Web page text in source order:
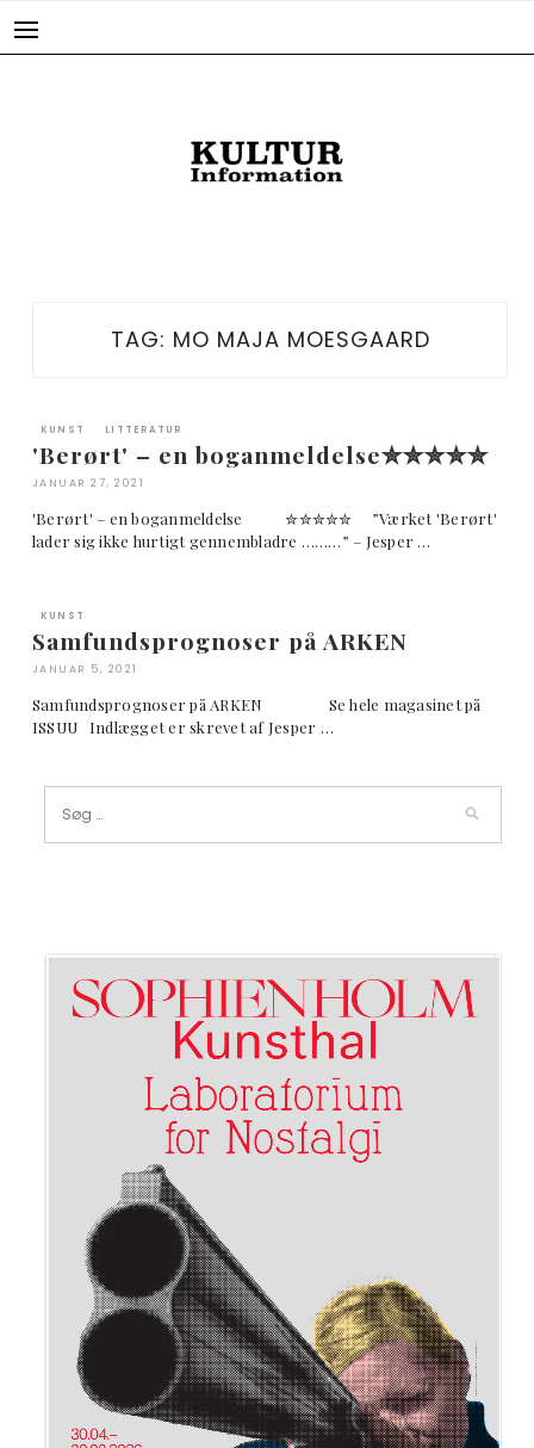
TAG: MO MAJA MOESGAARD
KUNST LITTERATUR
'Berørt' – en boganmeldelse✮✮✮✮✮
JANUAR 27, 2021
'Berørt' – en boganmeldelse ✮✮✮✮✮ ”Værket 'Berørt'
lader sig ikke hurtigt gennembladre ………” – Jesper …
KUNST
Samfundsprognoser på ARKEN
JANUAR 5, 2021
Samfundsprognoser på ARKEN Se hele magasinet på
ISSUU Indlægget er skrevet af Jesper …